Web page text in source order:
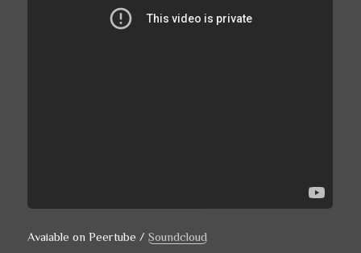
Avaiable on Peertube /Soundcloud